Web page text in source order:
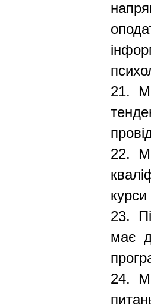
21.
22.
23.
має
24.